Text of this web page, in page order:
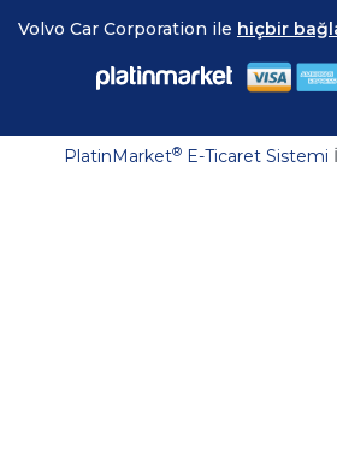
Volvo Car Corporation ile hiçbir
PlatinMarket® E-Ticaret Sistemi